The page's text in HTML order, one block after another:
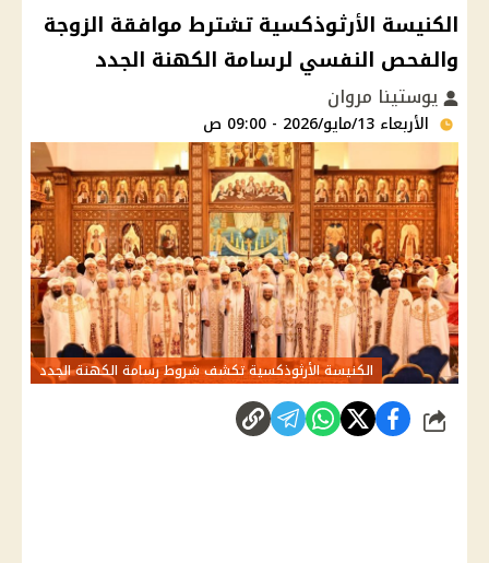
الكنيسة الأرثوذكسية تشترط موافقة الزوجة
والفحص النفسي لرسامة الكهنة الجدد
يوستينا مروان
الأربعاء 13/مايو/2026 - 09:00 ص
الكنيسة الأرثوذكسية تكشف شروط رسامة الكهنة الجدد
شارك